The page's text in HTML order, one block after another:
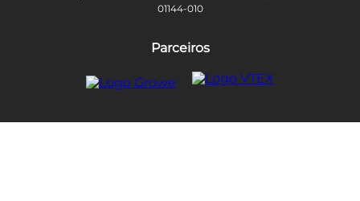
01144-010
Parceiros